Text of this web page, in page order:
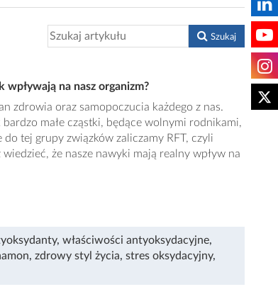
Szukaj
na nasz organizm?
zdrowia oraz samopoczucia każdego z nas.
małe cząstki, będące wolnymi rodnikami,
do tej grupy związków zaliczamy RFT, czyli
że nasze nawyki mają realny wpływ na
, właściwości antyoksydacyjne,
, zdrowy styl życia, stres oksydacyjny,